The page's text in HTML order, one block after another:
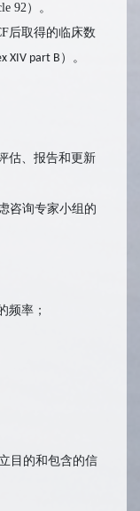
92）。
后取得的临床数
XIV part B）。
估、报告和更新
咨询专家小组的
频率；
目的和包含的信